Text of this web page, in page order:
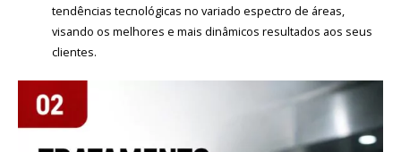
tendências tecnológicas no variado espectro de áreas,
visando os melhores e mais dinâmicos resultados aos seus
clientes.